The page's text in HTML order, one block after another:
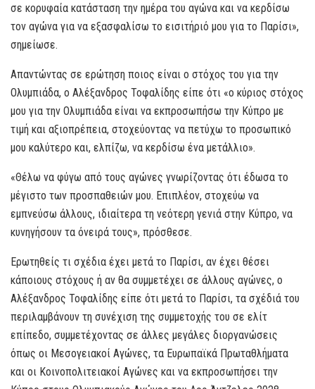
σε κορυφαία κατάσταση την ημέρα του αγώνα και να κερδίσω
τον αγώνα για να εξασφαλίσω το εισιτήριό μου για το Παρίσι»,
σημείωσε.
Απαντώντας σε ερώτηση ποιος είναι ο στόχος του για την
Ολυμπιάδα, ο Αλέξανδρος Τοφαλίδης είπε ότι «ο κύριος στόχος
μου για την Ολυμπιάδα είναι να εκπροσωπήσω την Κύπρο με
τιμή και αξιοπρέπεια, στοχεύοντας να πετύχω το προσωπικό
μου καλύτερο και, ελπίζω, να κερδίσω ένα μετάλλιο».
«Θέλω να φύγω από τους αγώνες γνωρίζοντας ότι έδωσα το
μέγιστο των προσπαθειών μου. Επιπλέον, στοχεύω να
εμπνεύσω άλλους, ιδιαίτερα τη νεότερη γενιά στην Κύπρο, να
κυνηγήσουν τα όνειρά τους», πρόσθεσε.
Ερωτηθείς τι σχέδια έχει μετά το Παρίσι, αν έχει θέσει
κάποιους στόχους ή αν θα συμμετέχει σε άλλους αγώνες, ο
Αλέξανδρος Τοφαλίδης είπε ότι μετά το Παρίσι, τα σχέδιά του
περιλαμβάνουν τη συνέχιση της συμμετοχής του σε ελίτ
επίπεδο, συμμετέχοντας σε άλλες μεγάλες διοργανώσεις
όπως οι Μεσογειακοί Αγώνες, τα Ευρωπαϊκά Πρωταθλήματα
και οι Κοινοπολιτειακοί Αγώνες και να εκπροσωπήσει την